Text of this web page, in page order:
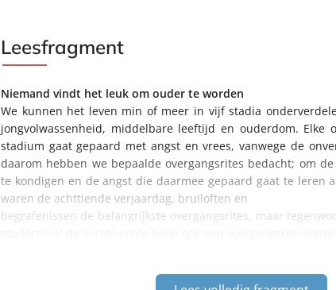
Leesfragment
Niemand vindt het leuk om ouder te worden
We kunnen het leven min of meer in vijf stadia
jongvolwassenheid, middelbare leeftijd en ouderdom. Elke
stadium gaat gepaard met angst en vrees, vanwege de
daarom hebben we bepaalde overgangsrites bedacht; om
te kondigen en de angst die daarmee gepaard gaat te leren
waren de achttiende verjaardag, bruiloften en
begrafenissen de belangrijkste overgangsrites, maar